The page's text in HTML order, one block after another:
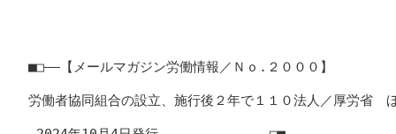
■□――【メールマガジン労働情報／Ｎｏ.２０００】
労働者協同組合の設立、施行後２年で１１０法人／厚労省　